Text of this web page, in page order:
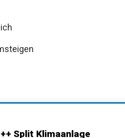
Split Klimaanlage